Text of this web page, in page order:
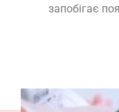
запобігає